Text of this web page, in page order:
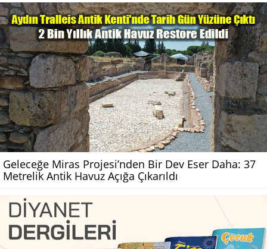
Geleceğe Miras Projesi’nden Bir Dev Eser Daha: 37
Metrelik Antik Havuz Açığa Çıkarıldı